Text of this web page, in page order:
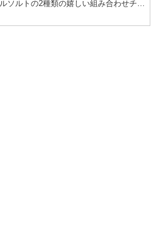
ルソルトの2種類の嬉しい組み合わせチョ